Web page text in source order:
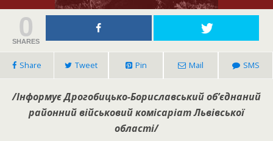
0
SHARES
Share Tweet Pin Mail SMS
/Інформує Дрогобицько-Бориславський об’єднаний
районний військовий комісаріат Львівської
області/